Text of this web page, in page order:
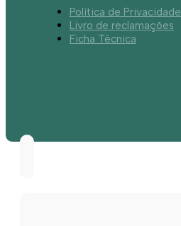
Política de Privacidade
Livro de reclamações
Ficha Técnica